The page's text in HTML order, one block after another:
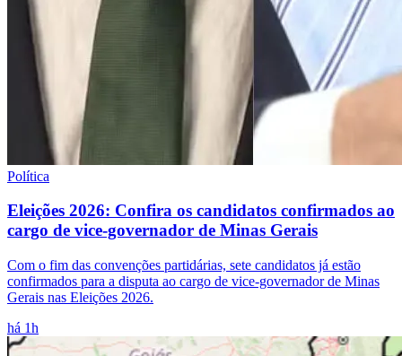
Política
Eleições 2026: Confira os candidatos confirmados ao
cargo de vice-governador de Minas Gerais
Com o fim das convenções partidárias, sete candidatos já estão
confirmados para a disputa ao cargo de vice-governador de Minas
Gerais nas Eleições 2026.
há 1h